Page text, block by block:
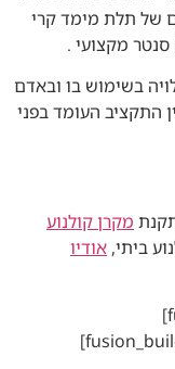
של תלת מימד קרי
בשימוש בו ובאדם
התקציב העומד בפני
מקרן קולנוע
ביתי, אודיו
[/fusion_text][/fusion_builder_column]